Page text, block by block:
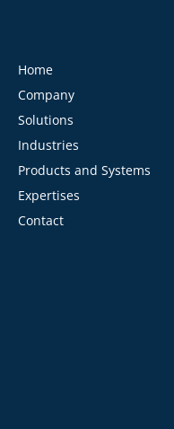
Home
Company
Solutions
Industries
Products and Systems
Expertises
Contact